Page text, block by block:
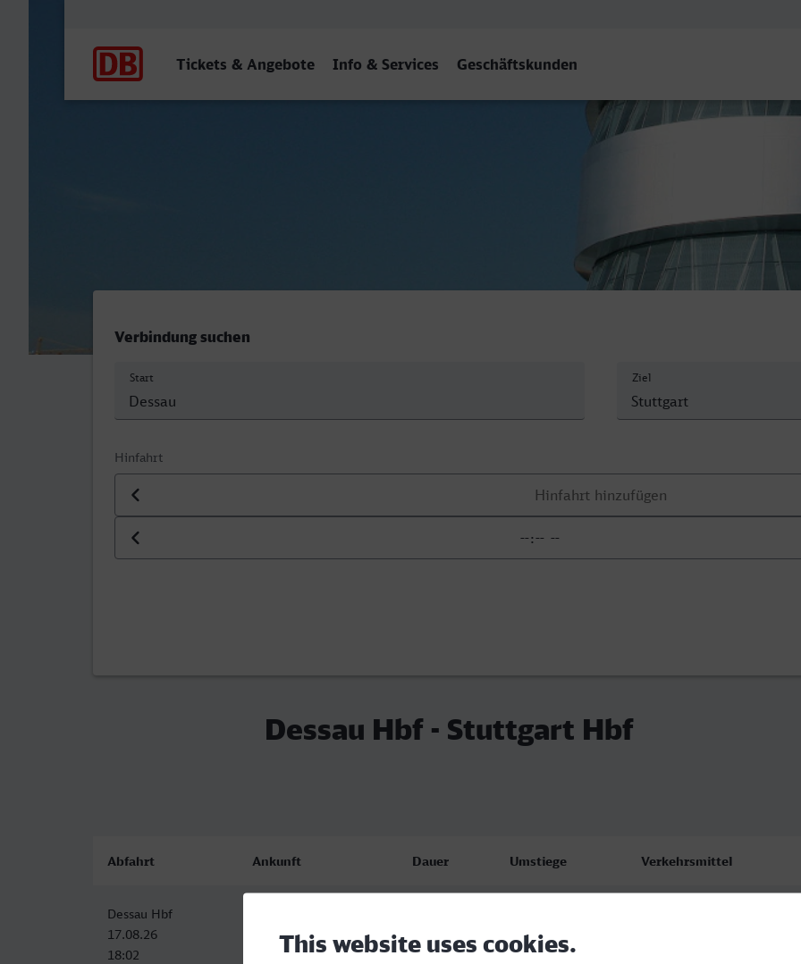
Tickets & Angebote Info & Services Geschäftskunden
Verbindung suchen
Start Ziel
Hinfahrt
Datum der Hinfahrt
Uhrzeit der Hinfahrt
Dessau Hbf - Stuttgart Hbf
Abfahrt Ankunft Dauer Umstiege Verkehrsmittel
Dessau Hbf
17.08.26
18:02
17.08.26
23:11